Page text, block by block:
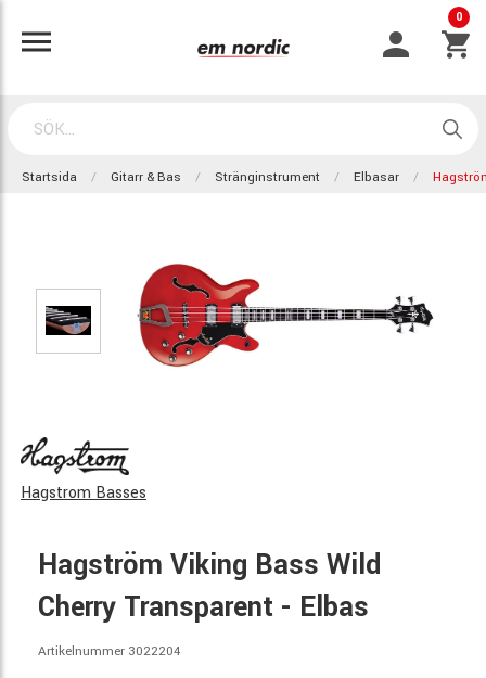
0
Startsida Gitarr & Bas Stränginstrument Elbasar
Hagstrom Basses
Hagström Viking Bass Wild
Cherry Transparent - Elbas
Artikelnummer 3022204